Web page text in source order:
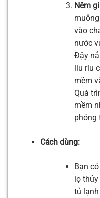
Nêm
vào
nước
Đậy
liu riu
mềm
Quá
mềm
phóng
Cách dùng:
Bạn
lọ thủy
tủ